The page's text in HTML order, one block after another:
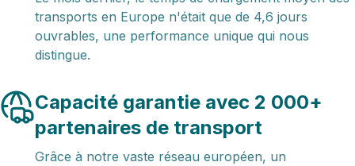
transports en Europe n'était que de 4,6 jours
ouvrables, une performance unique qui nous
distingue.
Capacité garantie avec 2 000+
partenaires de transport
Grâce à notre vaste réseau européen, un